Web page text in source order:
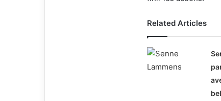
Related Articles